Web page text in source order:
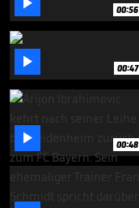
minutes,
19
seconds
00:56
 00:47
 00:48